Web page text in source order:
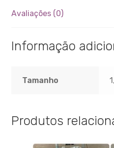
Avaliações (0)
Informação
Tamanho
Produtos